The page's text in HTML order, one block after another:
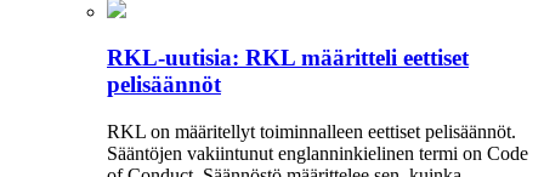
RKL-uutisia: RKL määritteli eettiset
pelisäännöt
RKL on määritellyt toiminnalleen eettiset peli­säännöt.
Sääntöjen vakiintunut englanninkielinen termi on Code